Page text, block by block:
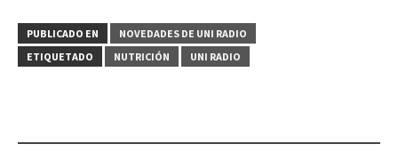
PUBLICADO EN
NOVEDADES DE UNI RADIO
ETIQUETADO
NUTRICIÓN UNI RADIO